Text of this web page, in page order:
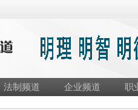
法制频道 企业频道 职